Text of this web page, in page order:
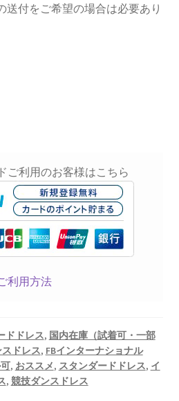
送付をご希望の場合は必要あり
ご利用のお客様はこちら
利用方法
ドドレス, 国内在庫（試着可・一部
スドレス, FBインターナショナル
, おススメ, スタンダードドレス, イ
, 競技ダンスドレス